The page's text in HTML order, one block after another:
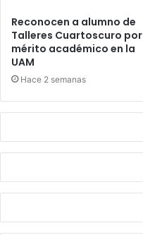
Reconocen a alumno de
Talleres Cuartoscuro por
mérito académico en la
UAM
Hace 2 semanas